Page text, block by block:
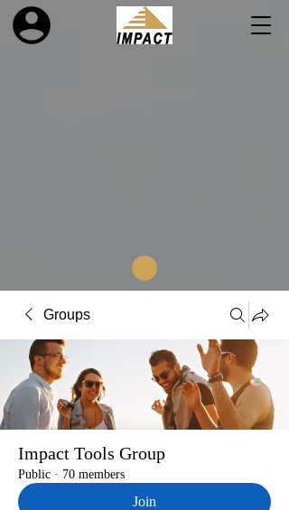
Groups
Impact Tools Group
Public · 70 members
Join